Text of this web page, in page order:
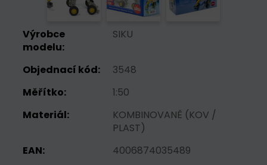
Výrobce
modelu:
SIKU
Objednací kód:
3548
Měřítko:
1:50
Materiál:
KOMBINOVANĚ (KOV /
PLAST)
EAN:
4006874035489